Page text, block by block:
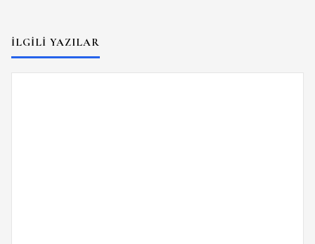
İLGILI YAZILAR